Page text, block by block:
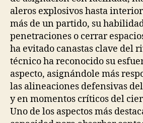
aleros explosivos hasta
más de un partido, su
penetraciones o cerrar
ha evitado canastas clave del
técnico ha reconocido su
aspecto, asignándole más
las alineaciones defensivas
y en momentos críticos del
Uno de los aspectos más